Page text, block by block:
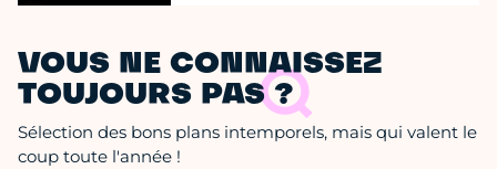
VOUS NE CONNAISSEZ
TOUJOURS PAS ?
Sélection des bons plans intemporels, mais qui valent le
coup toute l'année !